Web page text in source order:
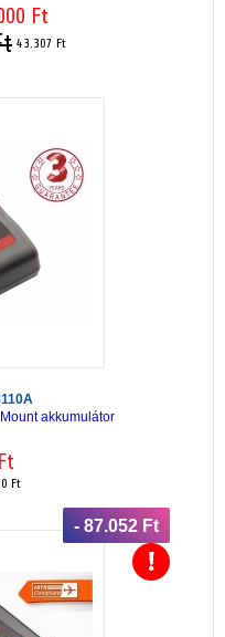
Ft
43.307 Ft
akkumulátor
Ft
- 87.052 Ft